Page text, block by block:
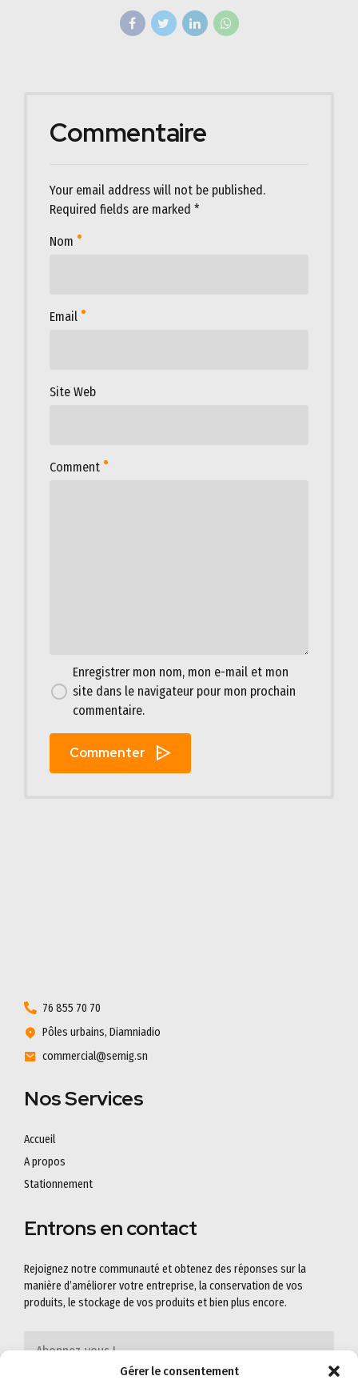
Gérer le consentement
Commentaire
Your email address will not be published.
Required fields are marked *
Comment
Nom
Email
Site Web
Enregistrer mon nom, mon e-mail et mon
site dans le navigateur pour mon prochain
commentaire.
Commenter
76 855 70 70
Pôles urbains, Diamniadio
commercial@semig.sn
Nos Services
Accueil
A propos
Stationnement
Entrons en contact
Rejoignez notre communauté et obtenez des réponses sur la
manière d’améliorer votre entreprise, la conservation de vos
produits, le stockage de vos produits et bien plus encore.